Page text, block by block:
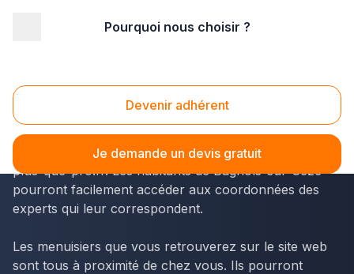
Pourquoi nous choisir ?
Devenir adhérent
Je demande un devis gratuit
Menuiserie Bagnols-sur-Cèze (30200)
Les coordonnées des menuisiers du département du
Gard en Languedoc-Roussillon sont accessibles via
plus-que-pro.fr. Les habitants de Bagnols-sur-Cèze
pourront facilement accéder aux coordonnées des
experts qui leur correspondent.
Les menuisiers que vous retrouverez sur le site web
sont tous à proximité de chez vous. Ils pourront